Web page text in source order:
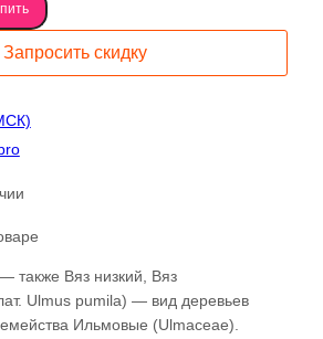
Запросить скидку
также Вяз низкий, Вяз
Ulmus pumila) — вид деревьев
Ильмовые (Ulmaceae).